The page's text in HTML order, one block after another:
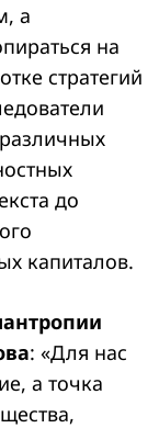
а
на
стратегий
до
капиталов.
: «Для нас
а точка